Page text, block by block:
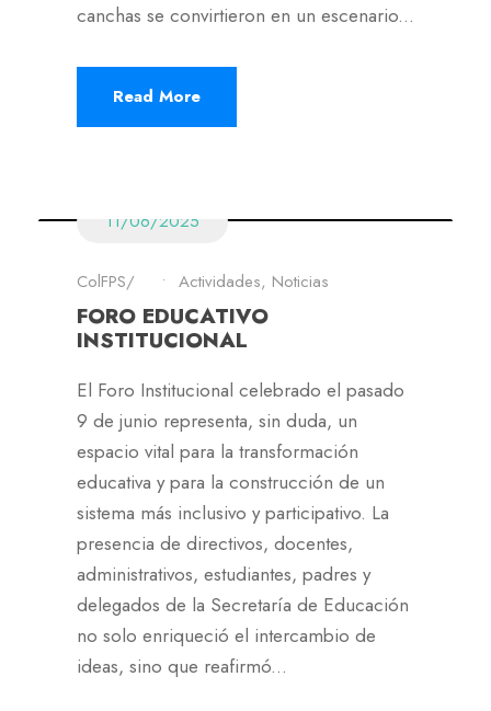
canchas se convirtieron en un escenario...
Read More
11/06/2025
ColFPS • Actividades, Noticias
FORO EDUCATIVO
INSTITUCIONAL
El Foro Institucional celebrado el pasado
9 de junio representa, sin duda, un
espacio vital para la transformación
educativa y para la construcción de un
sistema más inclusivo y participativo. La
presencia de directivos, docentes,
administrativos, estudiantes, padres y
delegados de la Secretaría de Educación
no solo enriqueció el intercambio de
ideas, sino que reafirmó...